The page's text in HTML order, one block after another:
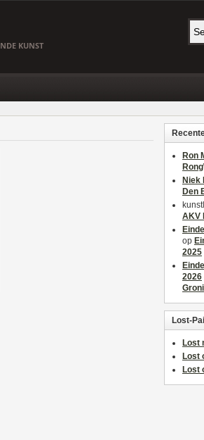
KUNST
Ron
Niek
Den
AKV
op
2025
2026
Lost-
Lost
Lost
Lost